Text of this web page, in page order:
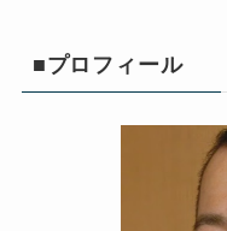
■プロフィール